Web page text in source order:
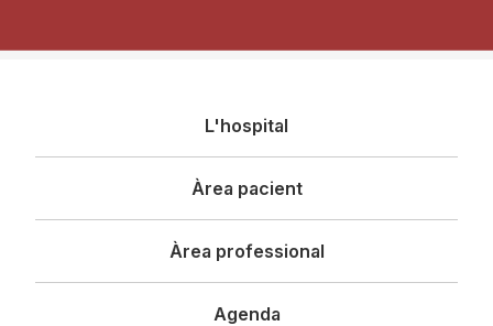
principal
L'hospital
Àrea pacient
Àrea professional
Agenda